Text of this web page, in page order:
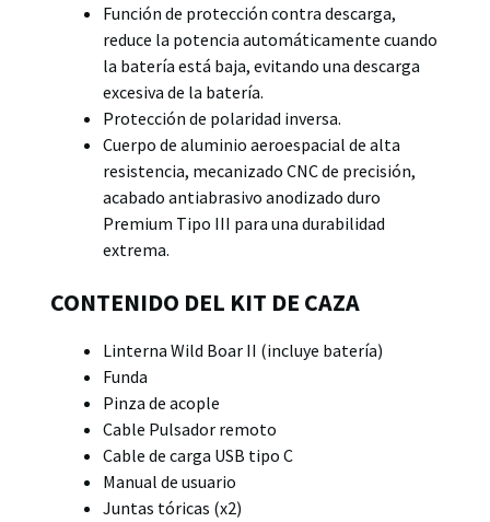
Función de protección contra descarga,
reduce la potencia automáticamente cuando
la batería está baja, evitando una descarga
excesiva de la batería.
Protección de polaridad inversa.
Cuerpo de aluminio aeroespacial de alta
resistencia, mecanizado CNC de precisión,
acabado antiabrasivo anodizado duro
Premium Tipo III para una durabilidad
extrema.
CONTENIDO DEL KIT DE CAZA
Linterna Wild Boar II (incluye batería)
Funda
Pinza de acople
Cable Pulsador remoto
Cable de carga USB tipo C
Manual de usuario
Juntas tóricas (x2)